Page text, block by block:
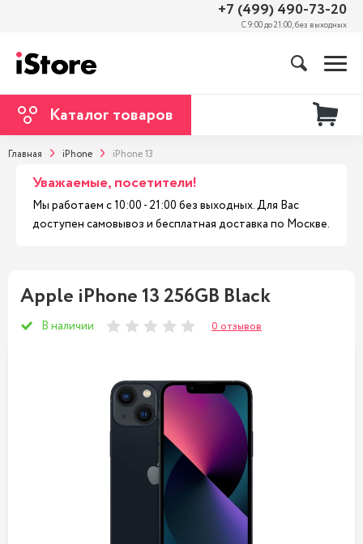
+7 (499) 490-73-20
С 9:00 до 21:00, без выходных
Каталог товаров
Главная iPhone iPhone 13
Уважаемые, посетители!
Мы работаем с 10:00 - 21:00 без выходных. Для Вас
доступен самовывоз и бесплатная доставка по Москве.
Apple iPhone 13 256GB Black
В наличии 0 отзывов